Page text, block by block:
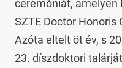
ceremóniát, amelyen
SZTE Doctor
Azóta eltelt öt év, s
23. díszdoktori